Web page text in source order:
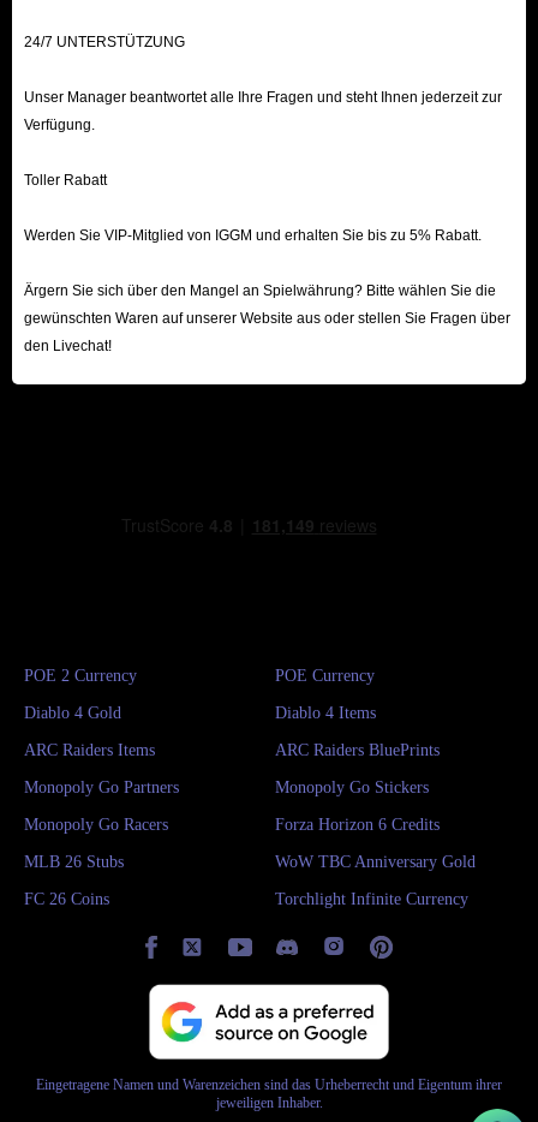
24/7 UNTERSTÜTZUNG
Unser Manager beantwortet alle Ihre Fragen und steht Ihnen jederzeit zur
Verfügung.
Toller Rabatt
Werden Sie VIP-Mitglied von IGGM und erhalten Sie bis zu 5% Rabatt.
Ärgern Sie sich über den Mangel an Spielwährung? Bitte wählen Sie die
gewünschten Waren auf unserer Website aus oder stellen Sie Fragen über
den Livechat!
POE 2 Currency POE Currency
Diablo 4 Gold Diablo 4 Items
ARC Raiders Items ARC Raiders BluePrints
Monopoly Go Partners Monopoly Go Stickers
Monopoly Go Racers Forza Horizon 6 Credits
MLB 26 Stubs WoW TBC Anniversary Gold
FC 26 Coins Torchlight Infinite Currency
Eingetragene Namen und Warenzeichen sind das Urheberrecht und Eigentum ihrer
jeweiligen Inhaber.